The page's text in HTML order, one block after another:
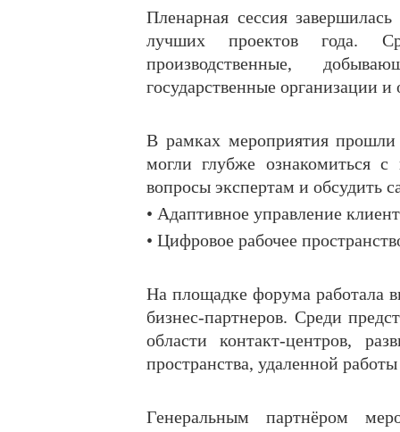
Пленарная сессия
лучших проектов года.
производственные,
государственные организации и
В рамках мероприятия прошли
могли глубже ознакомиться
вопросы экспертам и обсудить
• Адаптивное управление
• Цифровое рабочее
На площадке форума работала
бизнес-партнеров. Среди
области контакт-центров,
пространства, удаленной
Генеральным партнёром